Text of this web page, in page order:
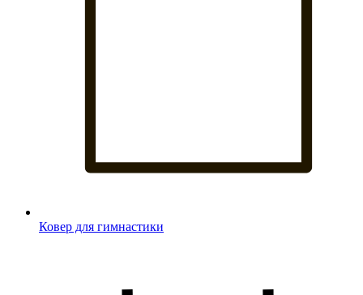
Ковер для гимнастики